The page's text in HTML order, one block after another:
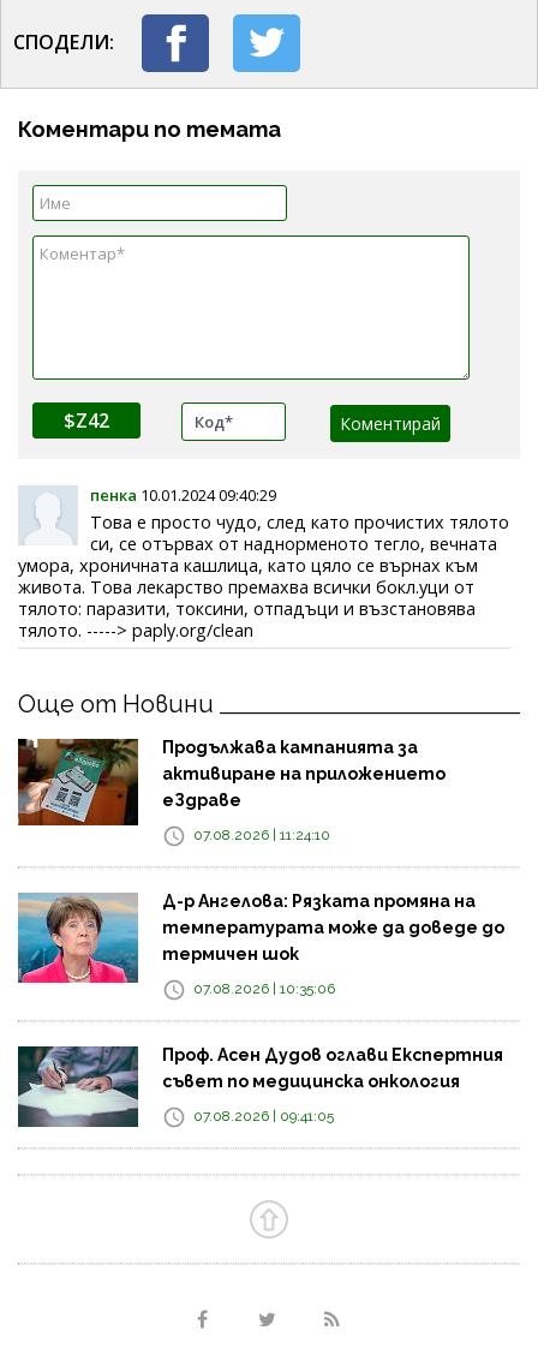
СПОДЕЛИ:
Коментари по темата
$Z42
пенка 10.01.2024 09:40:29
Това е просто чудо, след като прочистих тялото
си, се отървах от наднорменото тегло, вечната
умора, хроничната кашлица, като цяло се върнах към
живота. Това лекарство премахва всички бокл.уци от
тялото: паразити, токсини, отпадъци и възстановява
тялото. -----> paply.org/clean
Още от Новини
Продължава кампанията за
активиране на приложението
еЗдраве
07.08.2026 | 11:24:10
Д-р Ангелова: Рязката промяна на
температурата може да доведе до
термичен шок
07.08.2026 | 10:35:06
Проф. Асен Дудов оглави Експертния
съвет по медицинска онкология
07.08.2026 | 09:41:05